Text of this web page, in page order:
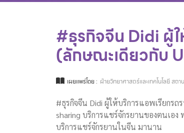
#ธุรกิจจีน Didi ผู้
(ลักษณะเดียวกับ
เผยแพร่โดย : ฝ่ายวิทยาศาสตร์และเทคโนโลยี ส
#ธุรกิจจีน Didi ผู้ให้บริการแอพเรียกร
sharing บริการแชร์จักรยานของตนเ
บริการแชร์จักรยานในจีน มานาน